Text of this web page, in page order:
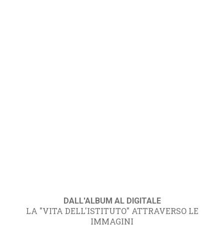
DALL'ALBUM AL DIGITALE
LA "VITA DELL'ISTITUTO" ATTRAVERSO LE
IMMAGINI